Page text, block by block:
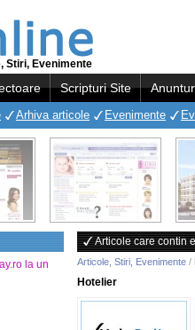
Stiri, Evenimente
Scripturi Site
Arhiva articole Evenimente
la un
Articole care contin
Articole, Stiri, Evenimente /
Hotelier